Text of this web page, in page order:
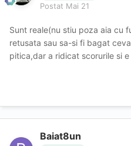
Finalizare - 200, Ora - 400,
funcție de preferințe și
pentru o escortă
Program: 11:00 - 23:00.
Trecută la favorite și de
Postat Mai 21
Sunt reale(nu stiu poza aia cu
retusata sau sa-si fi bagat
pitica,dar a ridicat scorurile si
Baiat8un